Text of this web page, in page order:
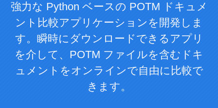
強力な Python ベースの POTM ドキュメ
ント比較アプリケーションを開発しま
す。瞬時にダウンロードできるアプリ
を介して、POTM ファイルを含むドキ
ュメントをオンラインで自由に比較で
きます。